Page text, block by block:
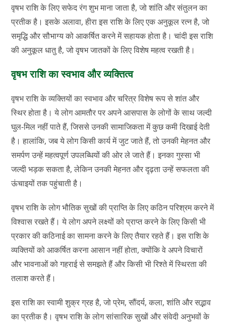
वृषभ राशि के लिए सफेद रंग शुभ माना जाता है, जो शांति और संतुलन का
प्रतीक है। इसके अलावा, हीरा इस राशि के लिए एक अनुकूल रत्न है, जो
समृद्धि और सौभाग्य को आकर्षित करने में सहायक होता है। चांदी इस राशि
की अनुकूल धातु है, जो वृषभ जातकों के लिए विशेष महत्व रखती है।
वृषभ राशि का स्वभाव और व्यक्तित्व
वृषभ राशि के व्यक्तियों का स्वभाव और चरित्र विशेष रूप से शांत और
स्थिर होता है। ये लोग आमतौर पर अपने आसपास के लोगों के साथ जल्दी
घुल-मिल नहीं पाते हैं, जिससे उनकी सामाजिकता में कुछ कमी दिखाई देती
है। हालांकि, जब ये लोग किसी कार्य में जुट जाते हैं, तो उनकी मेहनत और
समर्पण उन्हें महत्वपूर्ण उपलब्धियों की ओर ले जाते हैं। इनका गुस्सा भी
जल्दी भड़क सकता है, लेकिन उनकी मेहनत और दृढ़ता उन्हें सफलता की
ऊंचाइयों तक पहुंचाती है।
वृषभ राशि के लोग भौतिक सुखों की प्राप्ति के लिए कठिन परिश्रम करने में
विश्वास रखते हैं। ये लोग अपने लक्ष्यों को प्राप्त करने के लिए किसी भी
प्रकार की कठिनाई का सामना करने के लिए तैयार रहते हैं। इस राशि के
व्यक्तियों को आकर्षित करना आसान नहीं होता, क्योंकि वे अपने विचारों
और भावनाओं को गहराई से समझते हैं और किसी भी रिश्ते में स्थिरता की
तलाश करते हैं।
इस राशि का स्वामी शुक्र ग्रह है, जो प्रेम, सौंदर्य, कला, शांति और सद्भाव
का प्रतीक है। वृषभ राशि के लोग सांसारिक सुखों और संवेदी अनुभवों के